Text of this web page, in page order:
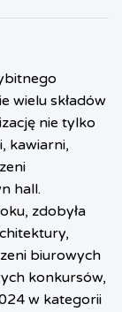
wielu składów
nie tylko
kawiarni,
hall.
zdobyła
biurowych
konkursów,
w kategorii